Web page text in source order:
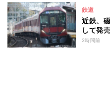
鉄道
近鉄、
して発
2時間前